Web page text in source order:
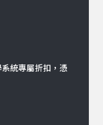
系統專屬折扣，憑